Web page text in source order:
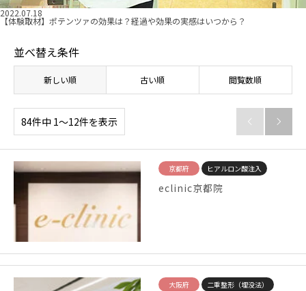
2022.07.18
【体験取材】ポテンツァの効果は？経過や効果の実感はいつから？
並べ替え条件
新しい順 古い順 閲覧数順
84件中 1〜12件を表示  
京都府 ヒアルロン酸注入
eclinic京都院
大阪府 二重整形（埋没法）